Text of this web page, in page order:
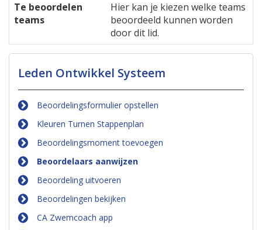
Te beoordelen
teams
Hier kan je kiezen welke teams
beoordeeld kunnen worden
door dit lid.
Leden Ontwikkel Systeem
Beoordelingsformulier opstellen
Kleuren Turnen Stappenplan
Beoordelingsmoment toevoegen
Beoordelaars aanwijzen
Beoordeling uitvoeren
Beoordelingen bekijken
CA Zwemcoach app